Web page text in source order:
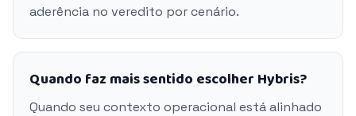
aderência no veredito por cenário.
Quando faz mais sentido escolher Hybris?
Quando seu contexto operacional está alinhado